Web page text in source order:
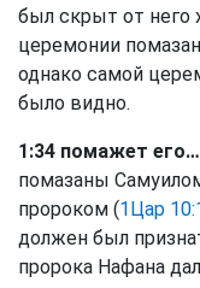
был скрыт от него
церемонии
однако самой
было видно.
1:34 помажет
помазаны
пророком (1Цар
должен был
пророка Нафана